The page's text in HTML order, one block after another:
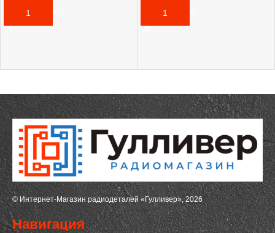
В КОРЗИНУ В КОРЗИНУ
© Интернет-Магазин радиодеталей «Гулливер», 2026
Навигация